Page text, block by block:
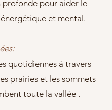
profonde pour aider le
et mental.
quotidiennes à travers
prairies et les sommets
toute la vallée .